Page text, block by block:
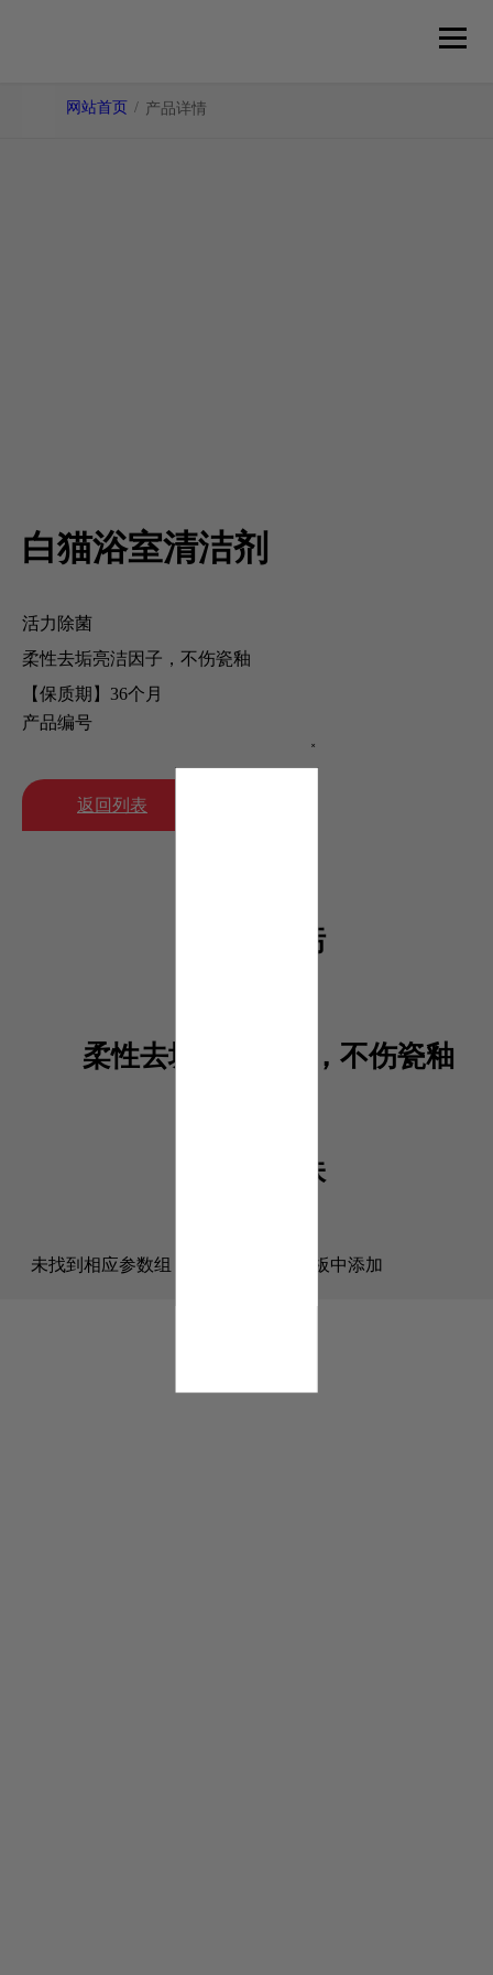
网站首页 / 产品详情
白猫浴室清洁剂
活力除菌
柔性去垢亮洁因子，不伤瓷釉
【保质期】36个月
产品编号
返回列表
快速去污
柔性去垢亮洁因子，不伤瓷釉
去除异味
未找到相应参数组，请于后台属性模板中添加